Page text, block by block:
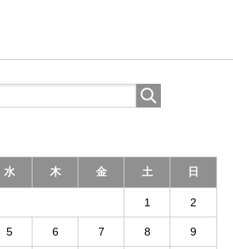
水 木 金 土 日
1 2
5 6 7 8 9